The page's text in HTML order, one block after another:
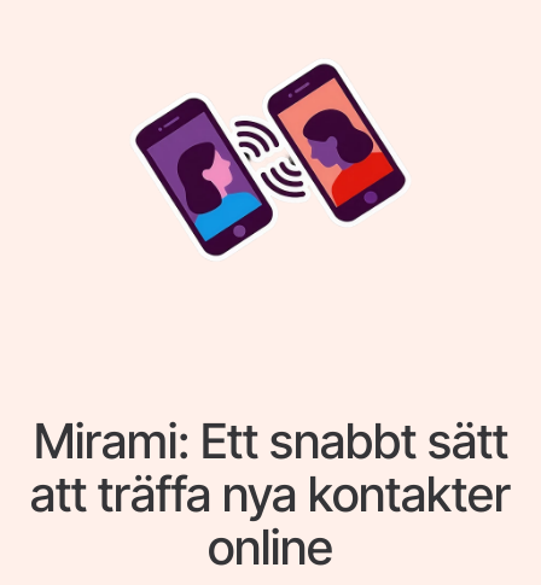
Mirami: Ett snabbt sätt
att träffa nya kontakter
online